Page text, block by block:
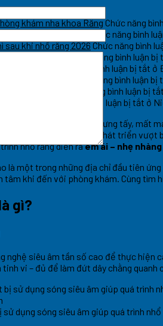
khám nha khoa RăngChức năng
Có đau không?Chức năng bình
sau khi nhổ răng 2026Chức năng bình
mỹ kín đáo
Chức năng bình luận bị
Nghệ An
Chức năng bình luận bị tắt ở
nhiên Nghệ An
Chức năng bình luận bị
đau Nghệ An
Chức năng bình luận bị tắt
Nghệ An
Chức năng bình luận bị tắt ở
nghĩa với đau đớn, sưng tấy,
khôn. Tuy nhiên, sự phát triển
nhổ răng diễn raêm ái – nhẹ
là một trong những địa chỉ đầu tiên
tâm khi đến với phòng khám. Cùng
gì?
nghệ siêu âm tần số cao để thực hiện
vi – đủ để làm đứt dây chằng
dụng sóng siêu âm giúp quá trình nhổ